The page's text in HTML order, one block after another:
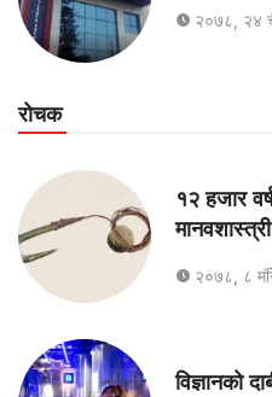
२०७८, २४
रोचक
१२ हजार
२०७८, ८
विज्ञानको